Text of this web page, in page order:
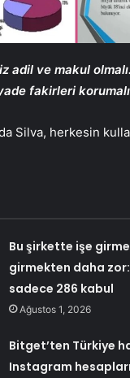
adil ve makul
fakirleri
Silva, herkesin
Bu şirkette işe
girmekten daha
sadece 286 kabul
Ağustos 1, 2026
Bitget’ten Türkiye
Instagram